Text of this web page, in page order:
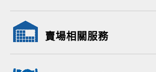
賣場相關服務